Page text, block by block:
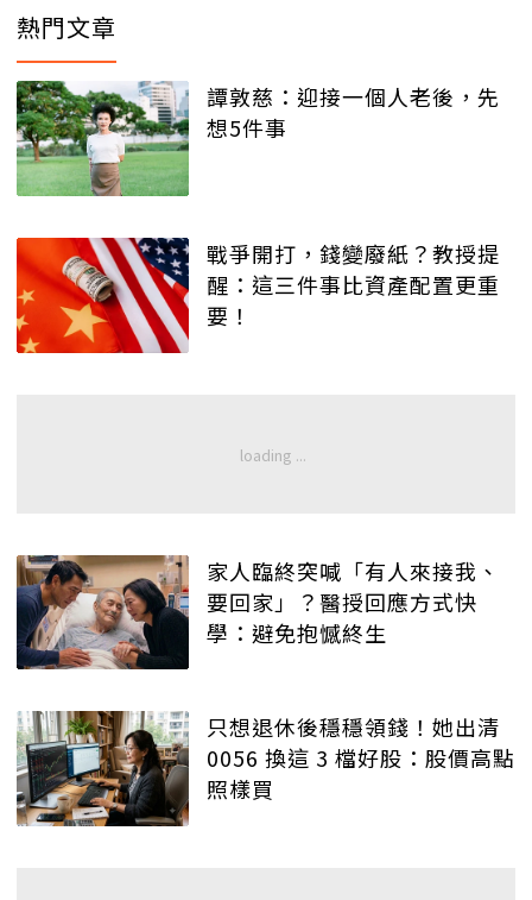
熱門文章
譚敦慈：迎接一個人老後，先
想5件事
戰爭開打，錢變廢紙？教授提
醒：這三件事比資產配置更重
要！
家人臨終突喊「有人來接我、
要回家」？醫授回應方式快
學：避免抱憾終生
只想退休後穩穩領錢！她出清
0056 換這 3 檔好股：股價高點
照樣買